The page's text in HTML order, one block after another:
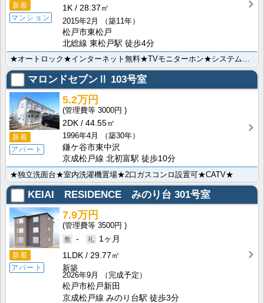
新着
マンション
1K
28.37㎡
2015年2月
（築11年）
松戸市東松戸
北総線 東松戸駅 徒歩4分
マロンドセブンⅡ 103号室
新着
アパート
5.2万円
3000円
2DK
44.55㎡
1996年4月
（築30年）
鎌ケ谷市東中沢
京成松戸線 北初富駅 徒歩10分
★独立洗面台★室内洗濯機置場★2口ガスコンロ設置可★CATV★
KEIAI RESIDENCE みのり台 301号室
新着
アパート
7.9万円
3500円
-
1ヶ月
1LDK
29.77㎡
新築
2026年9月
（完成予定）
松戸市松戸新田
京成松戸線 みのり台駅 徒歩3分